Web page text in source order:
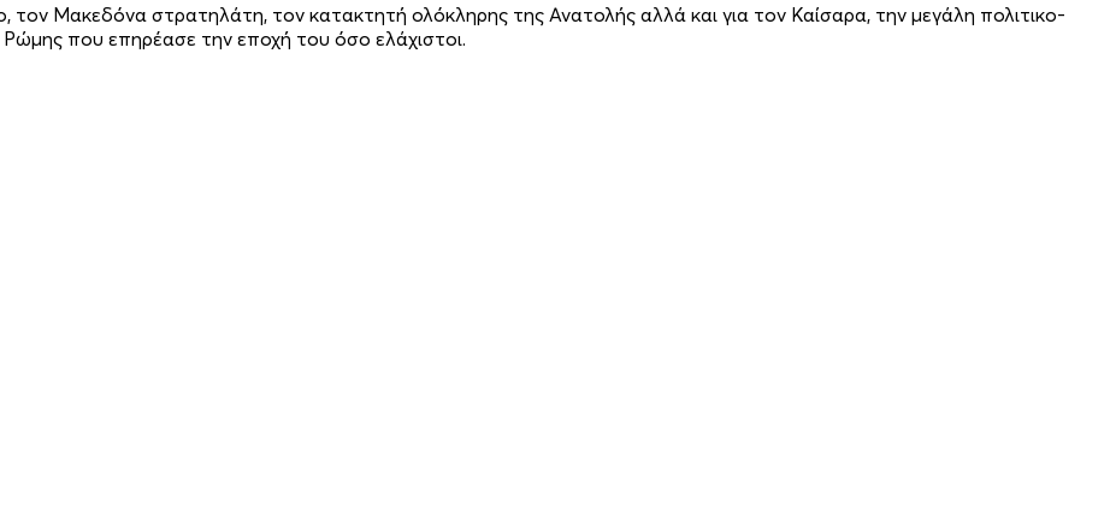
Μακεδόνα στρατηλάτη, τον κατακτητή ολόκληρης της Ανατολής αλλά και για τον Καίσαρα, την μεγάλη πολιτικο-
που επηρέασε την εποχή του όσο ελάχιστοι.